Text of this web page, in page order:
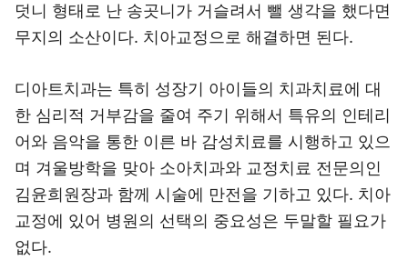
덧니 형태로 난 송곳니가 거슬려서 뺄 생각을 했다면
무지의 소산이다. 치아교정으로 해결하면 된다.
디아트치과는 특히 성장기 아이들의 치과치료에 대
한 심리적 거부감을 줄여 주기 위해서 특유의 인테리
어와 음악을 통한 이른 바 감성치료를 시행하고 있으
며 겨울방학을 맞아 소아치과와 교정치료 전문의인
김윤희원장과 함께 시술에 만전을 기하고 있다. 치아
교정에 있어 병원의 선택의 중요성은 두말할 필요가
없다.